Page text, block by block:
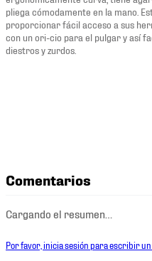
pliega cómodamente en la mano.
proporcionar fácil acceso a sus
con un ori-cio para el pulgar y así
diestros y zurdos.
Comentarios
Cargando el resumen…
Por favor, inicia sesión para escribir